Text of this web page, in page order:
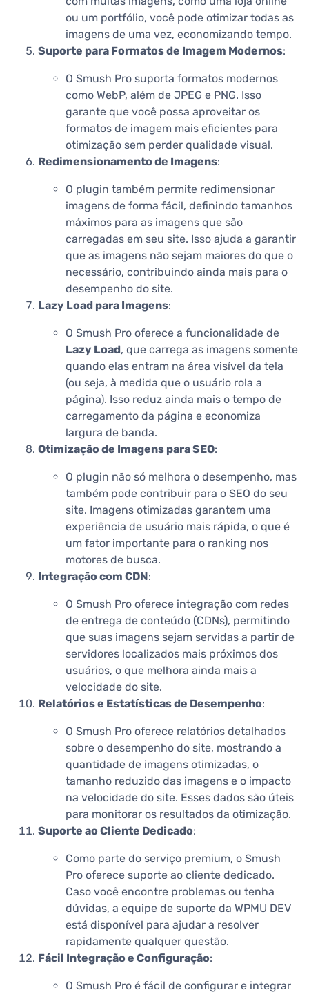
ou um portfólio, você pode otimizar todas as
imagens de uma vez, economizando tempo.
Suporte para Formatos de Imagem Modernos:
O Smush Pro suporta formatos modernos
como WebP, além de JPEG e PNG. Isso
garante que você possa aproveitar os
formatos de imagem mais eficientes para
otimização sem perder qualidade visual.
Redimensionamento de Imagens:
O plugin também permite redimensionar
imagens de forma fácil, definindo tamanhos
máximos para as imagens que são
carregadas em seu site. Isso ajuda a garantir
que as imagens não sejam maiores do que o
necessário, contribuindo ainda mais para o
desempenho do site.
Lazy Load para Imagens:
O Smush Pro oferece a funcionalidade de
Lazy Load, que carrega as imagens somente
quando elas entram na área visível da tela
(ou seja, à medida que o usuário rola a
página). Isso reduz ainda mais o tempo de
carregamento da página e economiza
largura de banda.
Otimização de Imagens para SEO:
O plugin não só melhora o desempenho, mas
também pode contribuir para o SEO do seu
site. Imagens otimizadas garantem uma
experiência de usuário mais rápida, o que é
um fator importante para o ranking nos
motores de busca.
Integração com CDN:
O Smush Pro oferece integração com redes
de entrega de conteúdo (CDNs), permitindo
que suas imagens sejam servidas a partir de
servidores localizados mais próximos dos
usuários, o que melhora ainda mais a
velocidade do site.
Relatórios e Estatísticas de Desempenho:
O Smush Pro oferece relatórios detalhados
sobre o desempenho do site, mostrando a
quantidade de imagens otimizadas, o
tamanho reduzido das imagens e o impacto
na velocidade do site. Esses dados são úteis
para monitorar os resultados da otimização.
Suporte ao Cliente Dedicado:
Como parte do serviço premium, o Smush
Pro oferece suporte ao cliente dedicado.
Caso você encontre problemas ou tenha
dúvidas, a equipe de suporte da WPMU DEV
está disponível para ajudar a resolver
rapidamente qualquer questão.
Fácil Integração e Configuração:
O Smush Pro é fácil de configurar e integrar